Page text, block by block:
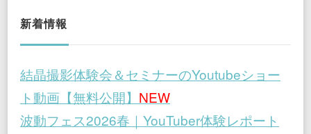
新着情報
結晶撮影体験会＆セミナーのYoutubeショー
ト動画【無料公開】 NEW
波動フェス2026春｜YouTuber体験レポート